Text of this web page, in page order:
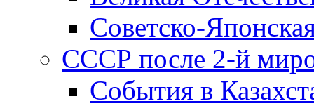
Советско-
СССР после 2-й
События в